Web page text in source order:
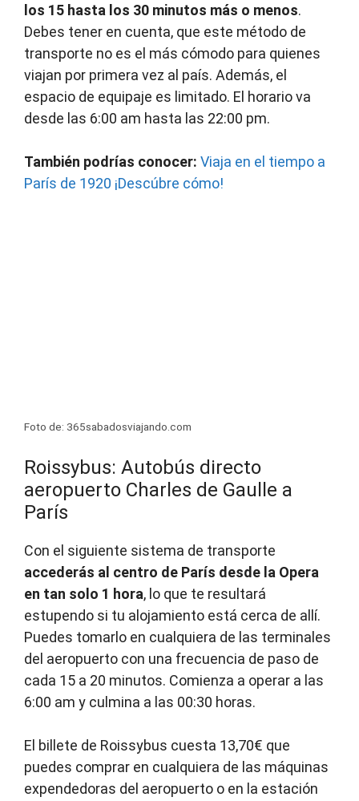
los 15 hasta los 30 minutos más o menos.
Debes tener en cuenta, que este método de
transporte no es el más cómodo para quienes
viajan por primera vez al país. Además, el
espacio de equipaje es limitado. El horario va
desde las 6:00 am hasta las 22:00 pm.
También podrías conocer: Viaja en el tiempo a
París de 1920 ¡Descúbre cómo!
Foto de: 365sabadosviajando.com
Roissybus: Autobús directo
aeropuerto Charles de Gaulle a
París
Con el siguiente sistema de transporte
accederás al centro de París desde la Opera
en tan solo 1 hora, lo que te resultará
estupendo si tu alojamiento está cerca de allí.
Puedes tomarlo en cualquiera de las terminales
del aeropuerto con una frecuencia de paso de
cada 15 a 20 minutos. Comienza a operar a las
6:00 am y culmina a las 00:30 horas.
El billete de Roissybus cuesta 13,70€ que
puedes comprar en cualquiera de las máquinas
expendedoras del aeropuerto o en la estación